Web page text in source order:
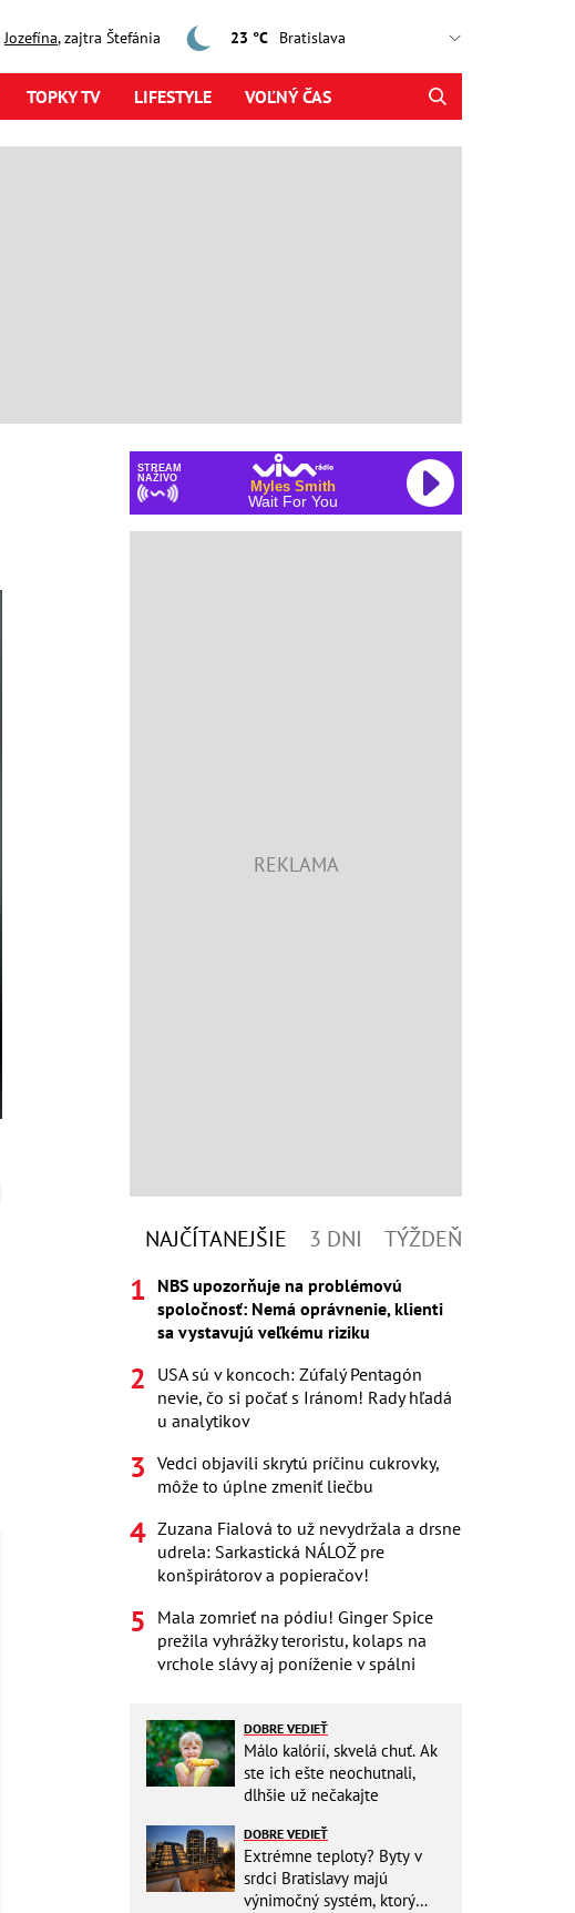
Jozefína, zajtra Štefánia 23 °C
TOPKY TV LIFESTYLE VOĽNÝ ČAS
STREAM
NAŽIVO
Myles Smith
Wait For You
NAJČÍTANEJŠIE 3 DNI TÝŽDEŇ
NBS upozorňuje na problémovú
spoločnosť: Nemá oprávnenie, klienti
sa vystavujú veľkému riziku
USA sú v koncoch: Zúfalý Pentagón
nevie, čo si počať s Iránom! Rady hľadá
u analytikov
Vedci objavili skrytú príčinu cukrovky,
môže to úplne zmeniť liečbu
Zuzana Fialová to už nevydržala a drsne
udrela: Sarkastická NÁLOŽ pre
konšpirátorov a popieračov!
Mala zomrieť na pódiu! Ginger Spice
prežila vyhrážky teroristu, kolaps na
vrchole slávy aj poníženie v spálni
DOBRE VEDIEŤ
Málo kalórií, skvelá chuť. Ak
ste ich ešte neochutnali,
dlhšie už nečakajte
DOBRE VEDIEŤ
Extrémne teploty? Byty v
srdci Bratislavy majú
výnimočný systém, ktorý